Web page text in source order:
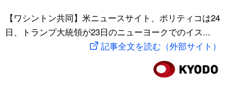
文化
動画/Live
スポーツ・東京2020
【ワシントン共同】米ニュースサイト、ポリティコは24
日、トランプ大統領が23日のニューヨークでのイス...
記事全文を読む（外部サイト）